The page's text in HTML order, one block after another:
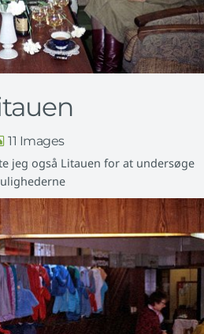
11
jeg også Litauen for at undersøge